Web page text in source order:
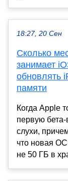
18:27, 20 Сен
Сколько
занимает
обновлять
памяти
Когда Apple
первую
слухи,
что новая ОС
не 50 ГБ в